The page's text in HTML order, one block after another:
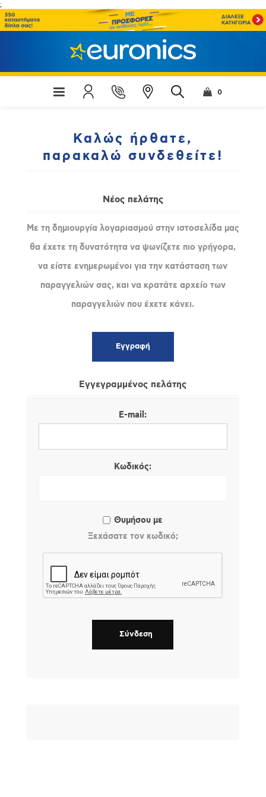
;
0
Καλώς ήρθατε,
παρακαλώ συνδεθείτε!
Νέος πελάτης
Με τη δημιουργία λογαριασμού στην ιστοσελίδα μας
θα έχετε τη δυνατότητα να ψωνίζετε πιο γρήγορα,
να είστε ενημερωμένοι για την κατάσταση των
παραγγελιών σας, και να κρατάτε αρχείο των
παραγγελιών που έχετε κάνει.
Εγγεγραμμένος πελάτης
E-mail:
Κωδικός:
Θυμήσου με
Ξεχάσατε τον κωδικό;